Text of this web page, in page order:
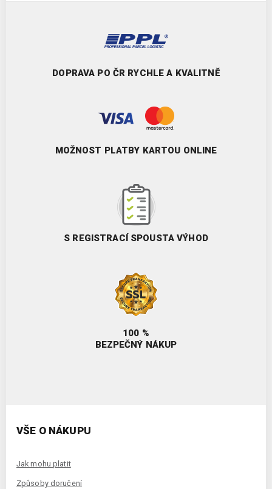
DOPRAVA PO ČR RYCHLE A KVALITNĚ
MOŽNOST PLATBY KARTOU ONLINE
S REGISTRACÍ SPOUSTA VÝHOD
100 %
BEZPEČNÝ NÁKUP
VŠE O NÁKUPU
Jak mohu platit
Způsoby doručení